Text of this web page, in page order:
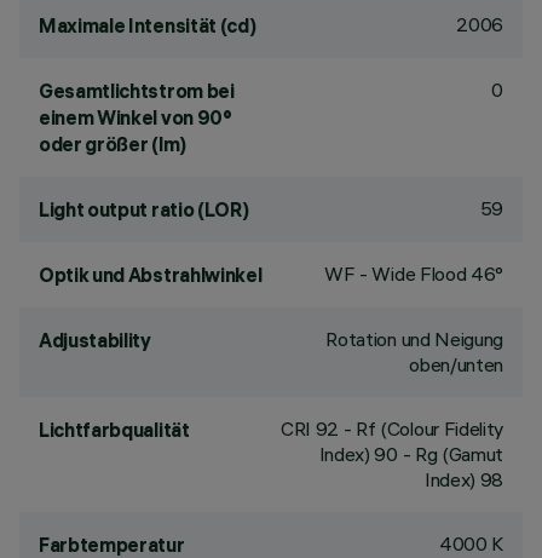
Maximale Intensität (cd) 2006
Gesamtlichtstrom bei
einem Winkel von 90°
oder größer (lm)
0
Light output ratio (LOR) 59
Optik und Abstrahlwinkel WF - Wide Flood 46°
Adjustability
Rotation und Neigung
oben/unten
Lichtfarbqualität CRI 92 - Rf (Colour Fidelity
Index) 90 - Rg (Gamut
Index) 98
Farbtemperatur 4000 K